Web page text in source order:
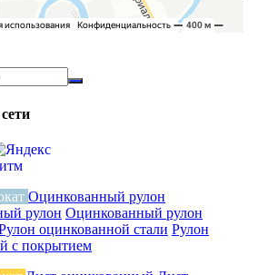
Оцинкованный рулон
рулон Оцинкованный рулон
оцинкованной стали Рулон
с покрытием